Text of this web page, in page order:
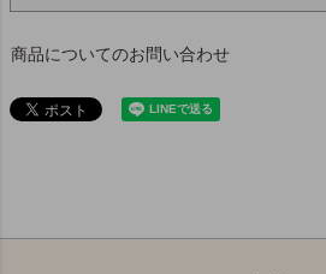
商品についてのお問い合わせ